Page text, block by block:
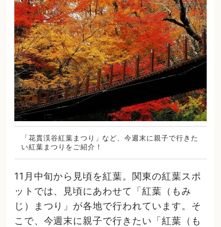
「花貫渓谷紅葉まつり」など、今週末に親子で行きた
い紅葉まつりをご紹介！
11月中旬から見頃を紅葉。関東の紅葉スポ
ットでは、見頃にあわせて「紅葉（もみ
じ）まつり」が各地で行われています。そ
こで、今週末に親子で行きたい「紅葉（も